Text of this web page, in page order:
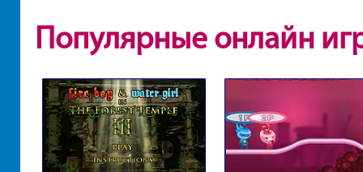
Популярные онлайн